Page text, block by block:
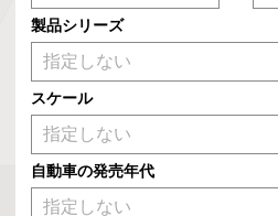
製品シリーズ
スケール
自動車の発売年代